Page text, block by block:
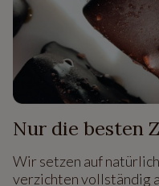
Nur die besten
Wir setzen auf
verzichten vollständig